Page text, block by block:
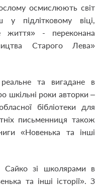
осмислюють світ
підлітковому віці,
- переконана
Старого Лева»
та вигадане в
шкільні роки авторки –
бібліотеки для
письменниця також
«Новенька та інші
Сайко зі школярами в
та інші історії». З